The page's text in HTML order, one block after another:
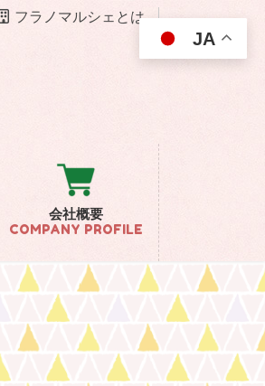
フラノマルシェとは
会社概要
COMPANY PROFILE
JA